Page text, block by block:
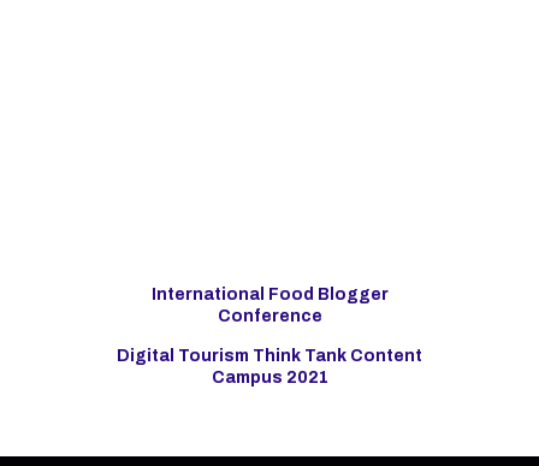
International Food Blogger
Conference
Digital Tourism Think Tank Content
Campus 2021